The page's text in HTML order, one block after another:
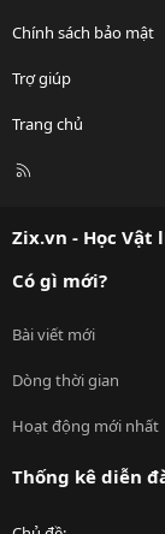
Chính sách bảo mật
Trợ giúp
Trang chủ
R
Zix.vn - Học
Có gì mới?
Bài viết mới
Dòng thời gian
Hoạt động mới nhất
Thống kê diễn